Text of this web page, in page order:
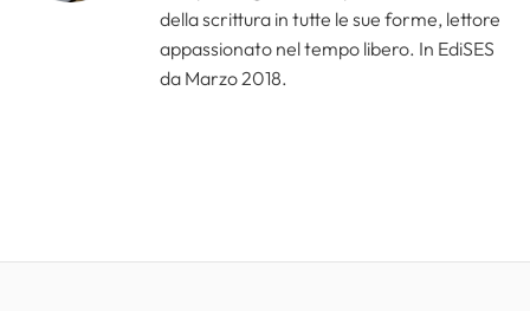
della scrittura in tutte le sue forme, lettore
appassionato nel tempo libero. In EdiSES
da Marzo 2018.